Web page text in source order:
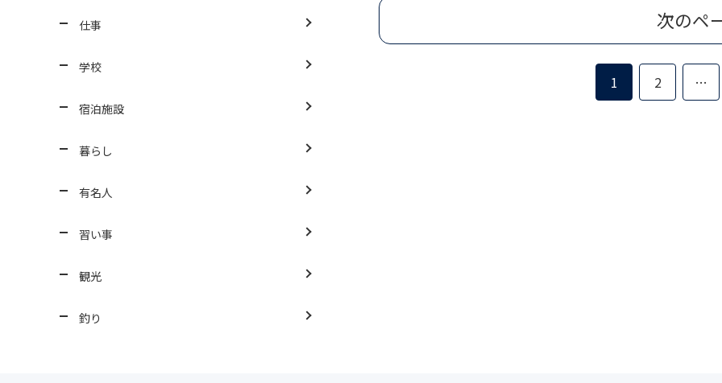
次のペ
1 2 …
仕事
学校
宿泊施設
暮らし
有名人
習い事
観光
釣り